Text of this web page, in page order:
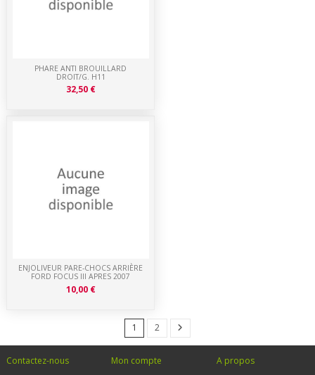
ENJOLIVEUR PARE-CHOCS ARRIÈRE
FORD FOCUS III APRES 2007
10,00 €
PHARE ANTI BROUILLARD
DROIT/G. H11
32,50 €
1 2
Contactez-nous Mon compte A propos